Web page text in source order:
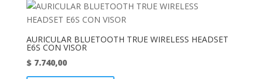
AURICULAR BLUETOOTH TRUE WIRELESS HEADSET
E6S CON VISOR
$7.740,00